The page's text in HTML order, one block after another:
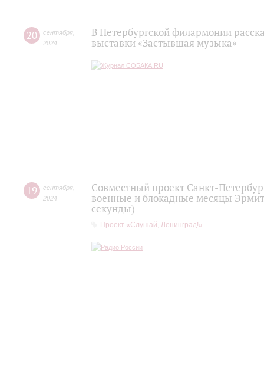
20 сентября
2024
В Петербургской филармонии
выставки «Застывшая музыка»
19 сентября
2024
Совместный проект Санкт-
военные и блокадные месяцы
секунды)
Проект «Слушай, Ленинград!»